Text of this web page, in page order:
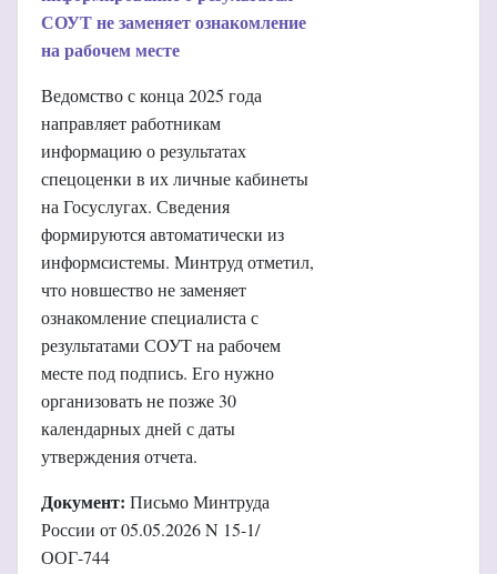
СОУТ не заменяет ознакомление
на рабочем месте
Ведомство с конца 2025 года
направляет работникам
информацию о результатах
спецоценки в их личные кабинеты
на Госуслугах. Сведения
формируются автоматически из
информсистемы. Минтруд отметил,
что новшество не заменяет
ознакомление специалиста с
результатами СОУТ на рабочем
месте под подпись. Его нужно
организовать не позже 30
календарных дней с даты
утверждения отчета.
Документ: Письмо Минтруда
России от 05.05.2026 N 15-1/
ООГ-744